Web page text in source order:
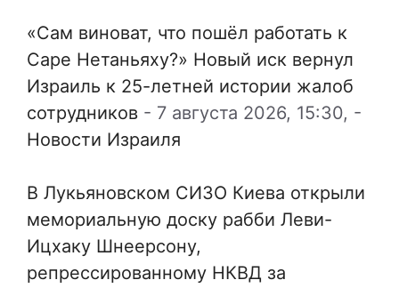
«Сам виноват, что пошёл работать к
Саре Нетаньяху?» Новый иск вернул
Израиль к 25-летней истории жалоб
сотрудников - 7 августа 2026, 15:30, -
Новости Израиля
В Лукьяновском СИЗО Киева открыли
мемориальную доску рабби Леви-
Ицхаку Шнеерсону,
репрессированному НКВД за